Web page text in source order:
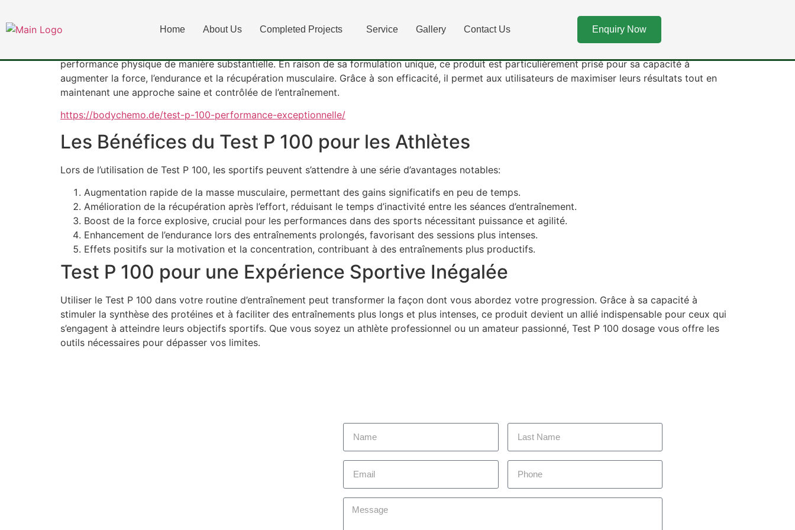
Home About Us Completed Projects Service Gallery Contact Us Enquiry Now
Test P 100 pour des Performances Sportives Optimisées
performance physique de manière substantielle. En raison de sa formulation unique, ce produit est particulièrement prisé pour sa capacité à
augmenter la force, l’endurance et la récupération musculaire. Grâce à son efficacité, il permet aux utilisateurs de maximiser leurs résultats tout en
maintenant une approche saine et contrôlée de l’entraînement.
https://bodychemo.de/test-p-100-performance-exceptionnelle/
Les Bénéfices du Test P 100 pour les Athlètes
Lors de l’utilisation de Test P 100, les sportifs peuvent s’attendre à une série d’avantages notables:
Augmentation rapide de la masse musculaire, permettant des gains significatifs en peu de temps.
Amélioration de la récupération après l’effort, réduisant le temps d’inactivité entre les séances d’entraînement.
Boost de la force explosive, crucial pour les performances dans des sports nécessitant puissance et agilité.
Enhancement de l’endurance lors des entraînements prolongés, favorisant des sessions plus intenses.
Effets positifs sur la motivation et la concentration, contribuant à des entraînements plus productifs.
Test P 100 pour une Expérience Sportive Inégalée
Utiliser le Test P 100 dans votre routine d’entraînement peut transformer la façon dont vous abordez votre progression. Grâce à sa capacité à
stimuler la synthèse des protéines et à faciliter des entraînements plus longs et plus intenses, ce produit devient un allié indispensable pour ceux qui
s’engagent à atteindre leurs objectifs sportifs. Que vous soyez un athlète professionnel ou un amateur passionné, Test P 100 dosage vous offre les
outils nécessaires pour dépasser vos limites.